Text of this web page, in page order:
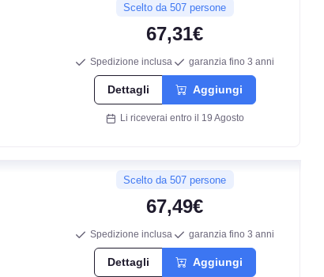
71db
D
Scelto da 507 persone
67,31€
Spedizione inclusa garanzia fino 3 anni
Dettagli Aggiungi
Li riceverai entro il 19 Agosto
Scelto da 507 persone
67,49€
Spedizione inclusa garanzia fino 3 anni
Dettagli Aggiungi